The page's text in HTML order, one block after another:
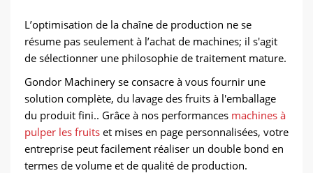
L’optimisation de la chaîne de production ne se
résume pas seulement à l’achat de machines; il s'agit
de sélectionner une philosophie de traitement mature.
Gondor Machinery se consacre à vous fournir une
solution complète, du lavage des fruits à l'emballage
du produit fini.. Grâce à nos performances machines à
pulper les fruits et mises en page personnalisées, votre
entreprise peut facilement réaliser un double bond en
termes de volume et de qualité de production.